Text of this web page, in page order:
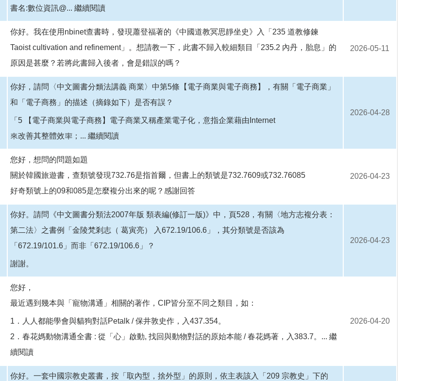
書名:數位資訊@... 繼續閱讀
你好。我在使用nbinet查書時，發現蕭登福著的《中國道教冥思靜坐史》入「235 道教修鍊
Taoist cultivation and refinement」。想請教一下，此書不歸入較細類目「235.2 內丹，胎息」的
原因是甚麼？若將此書歸入後者，會是錯誤的嗎？
2026-05-11
你好，請問〈中文圖書分類法講義 商業〉中第5條【電子商業與電子商務】，有關「電子商業」
和「電子商務」的描述（摘錄如下）是否有誤？
「5 【電子商業與電子商務】電子商業又稱產業電子化，意指企業藉由Internet
來改善其整體效率；... 繼續閱讀
2026-04-28
您好，想問的問題如題
關於韓國旅遊書，查類號發現732.76是指首爾，但書上的類號是732.7609或732.76085
好奇類號上的09和085是怎麼複分出來的呢？感謝回答
2026-04-23
你好。請問《中文圖書分類法2007年版 類表編(修訂一版)》中，頁528，有關〈地方志複分表：
第二法〉之書例「金陵梵剎志（ 葛寅亮） 入672.19/106.6」，其分類號是否該為
「672.19/101.6」而非「672.19/106.6」？
謝謝。
2026-04-23
您好，
最近遇到幾本與「寵物溝通」相關的著作，CIP皆分至不同之類目，如：
1．人人都能學會與貓狗對話Petalk / 保井敦史作，入437.354。
2．春花媽動物溝通全書 : 從「心」啟動, 找回與動物對話的原始本能 / 春花媽著，入383.7。... 繼
續閱讀
2026-04-20
你好。一套中國宗教史叢書，按「取內型，捨外型」的原則，依主表該入「209 宗教史」下的